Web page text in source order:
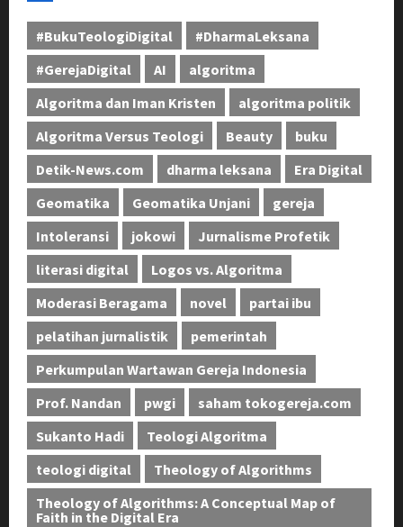
#BukuTeologiDigital
#DharmaLeksana
#GerejaDigital
AI
algoritma
Algoritma dan Iman Kristen
algoritma politik
Algoritma Versus Teologi
Beauty
buku
Detik-News.com
dharma leksana
Era Digital
Geomatika
Geomatika Unjani
gereja
Intoleransi
jokowi
Jurnalisme Profetik
literasi digital
Logos vs. Algoritma
Moderasi Beragama
novel
partai ibu
pelatihan jurnalistik
pemerintah
Perkumpulan Wartawan Gereja Indonesia
Prof. Nandan
pwgi
saham tokogereja.com
Sukanto Hadi
Teologi Algoritma
teologi digital
Theology of Algorithms
Theology of Algorithms: A Conceptual Map of
Faith in the Digital Era